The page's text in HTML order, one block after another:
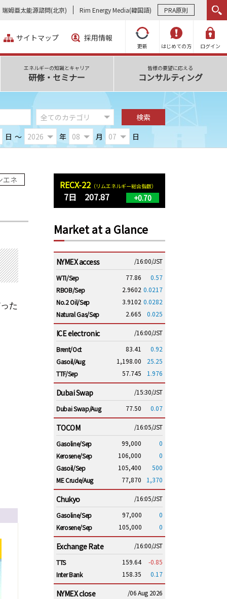
瑞姆亜太能源諮問(北京) Rim Energy Media(韓国語) PRA原則
更新 はじめての方 ログイン
サイトマップ 採用情報
エネルギーの知識とキャリア
研修・セミナー
皆様の要望に応える
コンサルティング
日 ～ 年 月 日
エネ
た
RECX-22 （リムエネルギー総合指数）
7日 207.87 +0.70
Market at a Glance
NYMEX access
/16:00/JST
WTI/Sep
77.86
0.57
RBOB/Sep
2.9602 0.0217
No.2 Oil/Sep
3.9102 0.0282
Natural Gas/Sep
2.665 0.025
ICE electronic
/16:00/JST
Brent/Oct
83.41
0.92
Gasoil/Aug
1,198.00
25.25
TTF/Sep
57.745 1.976
Dubai Swap
/15:30/JST
Dubai Swap/Aug
77.50 0.07
TOCOM
/16:05/JST
Gasoline/Sep
99,000
0
Kerosene/Sep
106,000
0
Gasoil/Sep
105,400
500
ME Crude/Aug
77,870 1,370
Chukyo
/16:05/JST
Gasoline/Sep
97,000
0
Kerosene/Sep
105,000 0
Exchange Rate
/16:00/JST
TTS
159.64
-0.85
Inter Bank
158.35 0.17
NYMEX close
/06 Aug 2026